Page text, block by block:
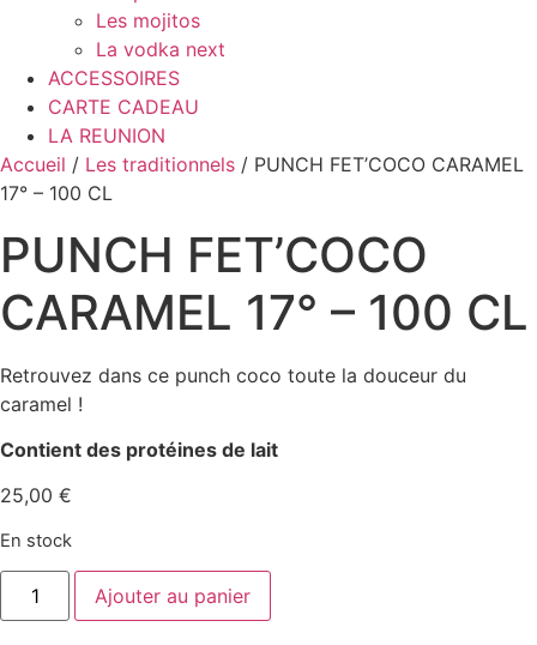
Les mojitos
La vodka next
ACCESSOIRES
CARTE CADEAU
LA REUNION
Accueil / Les traditionnels / PUNCH FET’COCO CARAMEL
17° – 100 CL
PUNCH FET’COCO
CARAMEL 17° – 100 CL
Retrouvez dans ce punch coco toute la douceur du
caramel !
Contient des protéines de lait
25,00 €
En stock
quantité
PUNCH
Ajouter au panier